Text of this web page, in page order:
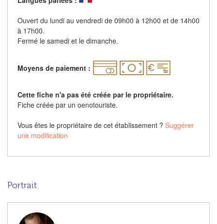
Ouvert du lundi au vendredi de 09h00 à 12h00 et de 14h00
à 17h00.
Fermé le samedi et le dimanche.
Moyens de paiement :
Cette fiche n'a pas été créée par le propriétaire.
Fiche créée par un oenotouriste.
Vous êtes le propriétaire de cet établissement ? Suggérer
une modification
Portrait